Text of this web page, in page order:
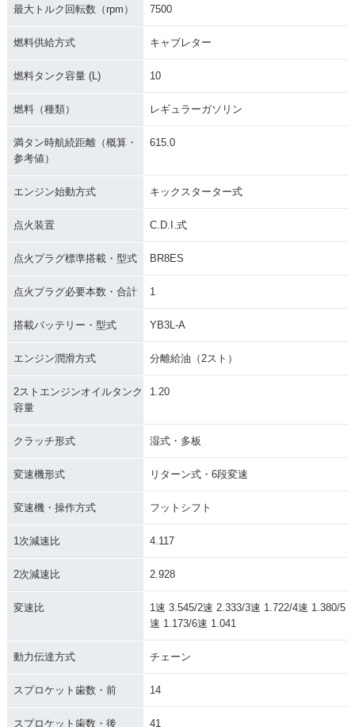
最大トルク回転数（rpm） 7500
燃料供給方式 キャブレター
燃料タンク容量 (L) 10
燃料（種類） レギュラーガソリン
満タン時航続距離（概算・
参考値）
615.0
エンジン始動方式 キックスターター式
点火装置 C.D.I.式
点火プラグ標準搭載・型式 BR8ES
点火プラグ必要本数・合計 1
搭載バッテリー・型式 YB3L-A
エンジン潤滑方式 分離給油（2スト）
2ストエンジンオイルタンク
容量
1.20
クラッチ形式 湿式・多板
変速機形式 リターン式・6段変速
変速機・操作方式 フットシフト
1次減速比 4.117
2次減速比 2.928
変速比
1速 3.545/2速 2.333/3速 1.722/4速 1.380/5
速 1.173/6速 1.041
動力伝達方式 チェーン
スプロケット歯数・前 14
スプロケット歯数・後 41